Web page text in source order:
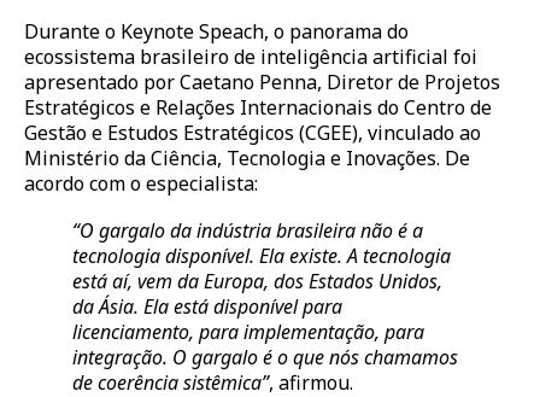
Durante o Keynote Speach, o panorama do
ecossistema brasileiro de inteligência artificial foi
apresentado por Caetano Penna, Diretor de Projetos
Estratégicos e Relações Internacionais do Centro de
Gestão e Estudos Estratégicos (CGEE), vinculado ao
Ministério da Ciência, Tecnologia e Inovações. De
acordo com o especialista:
“O gargalo da indústria brasileira não é a
tecnologia disponível. Ela existe. A tecnologia
está aí, vem da Europa, dos Estados Unidos,
da Ásia. Ela está disponível para
licenciamento, para implementação, para
integração. O gargalo é o que nós chamamos
de coerência sistêmica”, afirmou.